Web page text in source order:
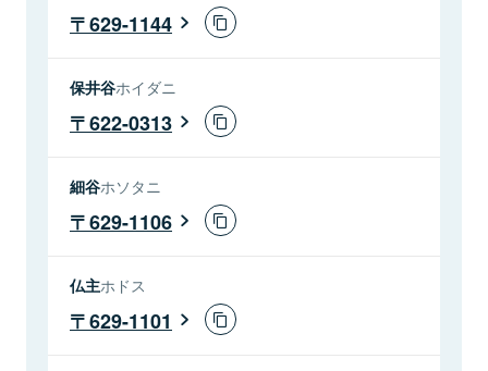
629-1144
保井谷ホイダニ
622-0313
細谷ホソタニ
629-1106
仏主ホドス
629-1101